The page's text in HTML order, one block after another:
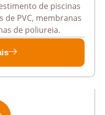
de piscinas
de PVC, membranas
de poliureia.